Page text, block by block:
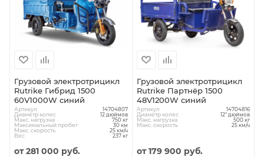
Грузовой электротрицикл
Rutrike Гибрид 1500
60V1000W синий
Артикул 14704807
Диаметр колес 12 дюймов
Макс. нагрузка 750 кг
Максимальный пробег 30 км
Макс. скорость 25 км/ч
Вес 237 кг
от281 000 руб.
Грузовой электротрицикл
Rutrike Партнёр 1500
48V1200W синий
Артикул 14704816
Диаметр колес 12" дюймов
Макс. нагрузка 500 кг
Макс. скорость 25 км/ч
от179 900 руб.